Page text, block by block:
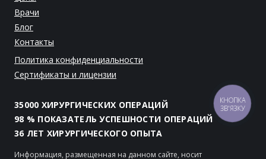
Врачи
Блог
Контакты
Политика конфиденциальности
Сертификаты и лицензии
35000 ХИРУРГИЧЕСКИХ ОПЕРАЦИЙ
98 % ПОКАЗАТЕЛЬ УСПЕШНОСТИ ОПЕРАЦИЙ
36 ЛЕТ ХИРУРГИЧЕСКОГО ОПЫТА
Информация, размещенная на данном сайте, носит
КНОПКА
ЗВ'ЯЗКУ